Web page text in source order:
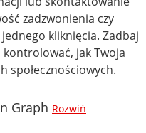
zadzwonienia czy
kliknięcia. Zadbaj
jak Twoja
społecznościowych.
Graph Rozwiń